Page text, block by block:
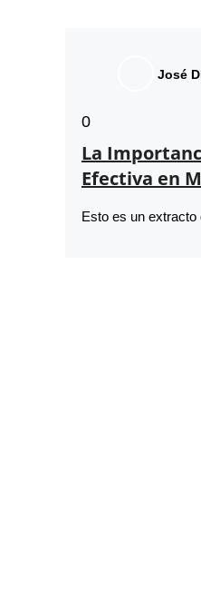
José
0
La
Efectiva en
Esto es un extracto